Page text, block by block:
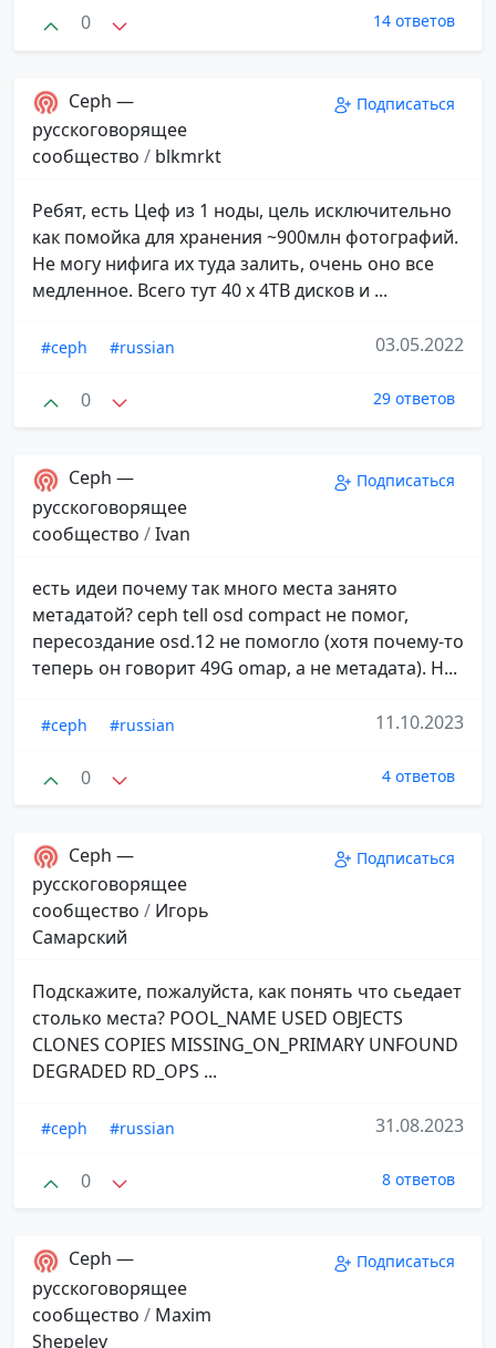
0 14 ответов
Ceph —
русскоговорящее
сообщество / blkmrkt
Подписаться
Ребят, есть Цеф из 1 ноды, цель исключительно
как помойка для хранения ~900млн фотографий.
Не могу нифига их туда залить, очень оно все
медленное. Всего тут 40 x 4TB дисков и ...
#ceph #russian 03.05.2022
0 29 ответов
Ceph —
русскоговорящее
сообщество /Ivan
Подписаться
есть идеи почему так много места занято
метадатой? ceph tell osd compact не помог,
пересоздание osd.12 не помогло (хотя почему-то
теперь он говорит 49G omap, а не метадата). Н...
#ceph #russian 11.10.2023
0 4 ответов
Ceph —
русскоговорящее
сообщество / Игорь
Самарский
Подписаться
Подскажите, пожалуйста, как понять что сьедает
столько места? POOL_NAME USED OBJECTS
CLONES COPIES MISSING_ON_PRIMARY UNFOUND
DEGRADED RD_OPS ...
#ceph #russian 31.08.2023
0 8 ответов
Ceph —
русскоговорящее
сообщество / Maxim
Shepelev
Подписаться